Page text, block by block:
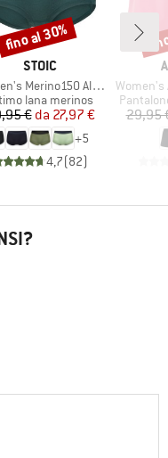
MARCHIO
STOIC
Merino150 AlsenSt. Hipster
di prodotti
lana merinos
Prezzo
€ Prezzo ridotto
da 27,97 €
+5
4,7(82)
fino al 30%
Articolo
Women's ADI365
Gruppo
29,95